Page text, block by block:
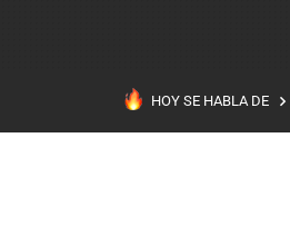
HOY SE HABLA DE